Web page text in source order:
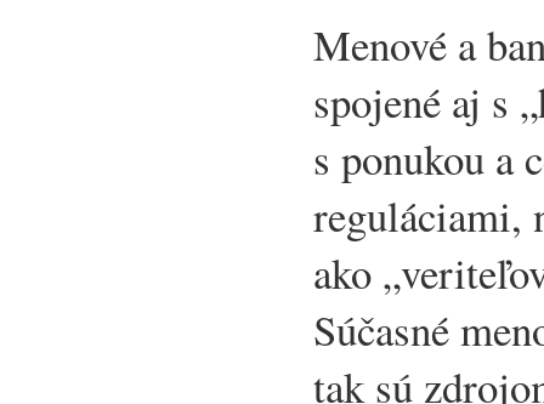
Menové a
spojené aj s
s ponukou a
reguláciami,
ako
Súčasné
tak sú